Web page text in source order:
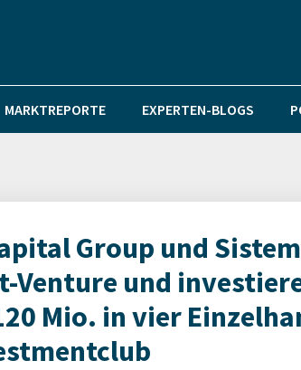
MARKTREPORTE EXPERTEN-BLOGS
Group und
Venture und
Mio. in vier